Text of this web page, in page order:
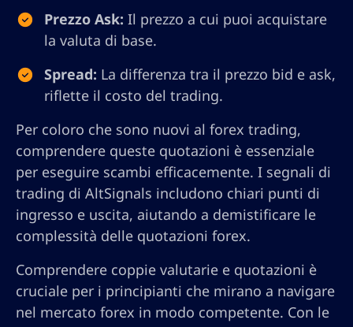
Prezzo Ask: Il prezzo a cui puoi acquistare
la valuta di base.
Spread: La differenza tra il prezzo bid e ask,
riflette il costo del trading.
Per coloro che sono nuovi al forex trading,
comprendere queste quotazioni è essenziale
per eseguire scambi efficacemente. I segnali di
trading di AltSignals includono chiari punti di
ingresso e uscita, aiutando a demistificare le
complessità delle quotazioni forex.
Comprendere coppie valutarie e quotazioni è
cruciale per i principianti che mirano a navigare
nel mercato forex in modo competente. Con le